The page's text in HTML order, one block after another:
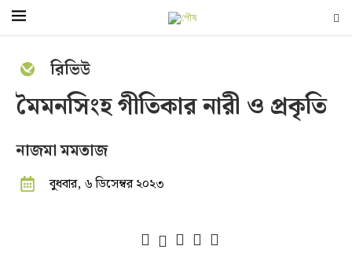
রিভিউ
মৈমনসিংহ গীতিকার নারী ও প্রকৃতি
নাজমা মমতাজ
বুধবার, ৬ ডিসেম্বর ২০২৩